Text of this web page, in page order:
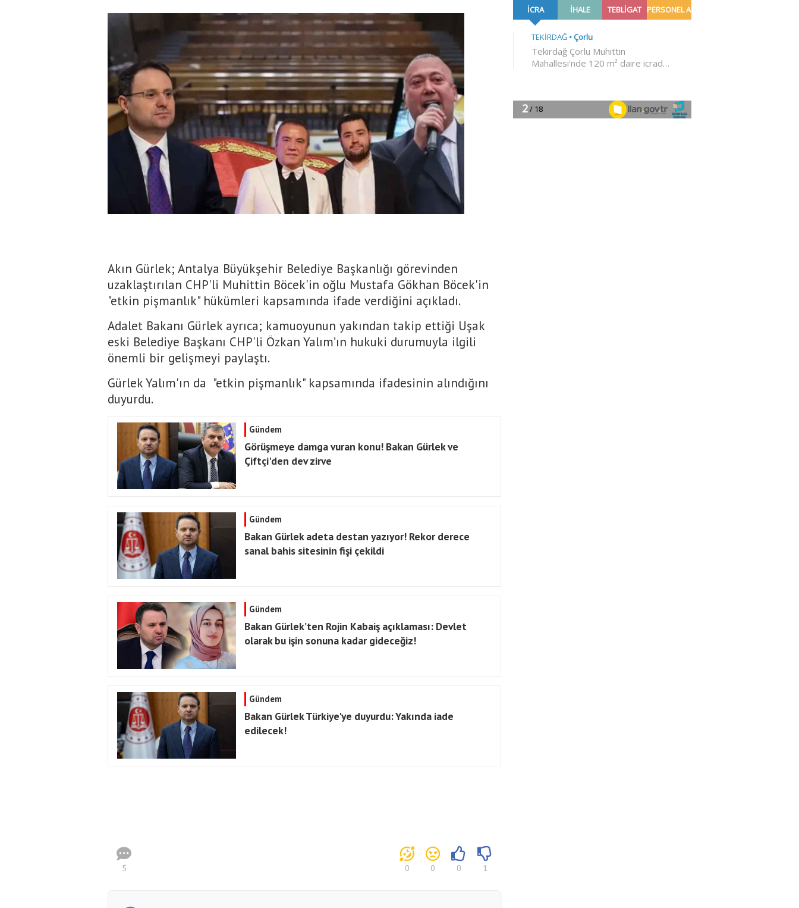
Akın Gürlek; Antalya Büyükşehir Belediye Başkanlığı görevinden
uzaklaştırılan CHP'li Muhittin Böcek'in oğlu Mustafa Gökhan Böcek'in
"etkin pişmanlık" hükümleri kapsamında ifade verdiğini açıkladı.
Adalet Bakanı Gürlek ayrıca; kamuoyunun yakından takip ettiği Uşak
eski Belediye Başkanı CHP'li Özkan Yalım’ın hukuki durumuyla ilgili
önemli bir gelişmeyi paylaştı.
Gürlek Yalım'ın da "etkin pişmanlık" kapsamında ifadesinin alındığını
duyurdu.
Gündem
Görüşmeye damga vuran konu! Bakan Gürlek ve
Çiftçi'den dev zirve
Gündem
Bakan Gürlek adeta destan yazıyor! Rekor derece
sanal bahis sitesinin fişi çekildi
Gündem
Bakan Gürlek’ten Rojin Kabaiş açıklaması: Devlet
olarak bu işin sonuna kadar gideceğiz!
Gündem
Bakan Gürlek Türkiye'ye duyurdu: Yakında iade
edilecek!
5 0 0 0 1